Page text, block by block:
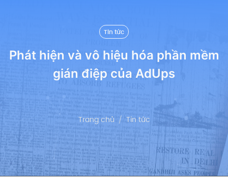
Tin tức
Phát hiện và vô hiệu hóa phần mềm
gián điệp của AdUps
Trang chủ Tin tức